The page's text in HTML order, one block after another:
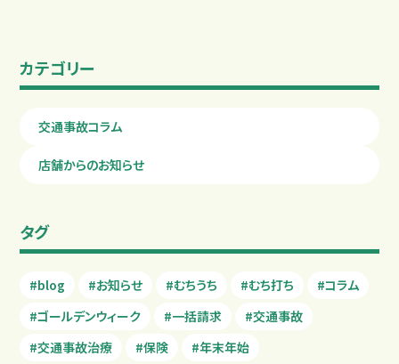
カテゴリー
交通事故コラム
店舗からのお知らせ
タグ
#blog #お知らせ #むちうち #むち打ち
#コラム
#ゴールデンウィーク
#一括請求
#交通事故
#交通事故治療
#保険 #年末年始